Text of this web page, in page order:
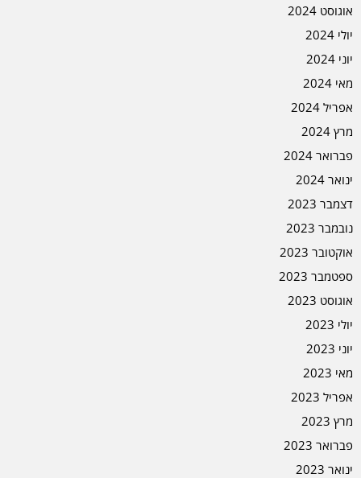
אוגוסט 2024
יולי 2024
יוני 2024
מאי 2024
אפריל 2024
מרץ 2024
פברואר 2024
ינואר 2024
דצמבר 2023
נובמבר 2023
אוקטובר 2023
ספטמבר 2023
אוגוסט 2023
יולי 2023
יוני 2023
מאי 2023
אפריל 2023
מרץ 2023
פברואר 2023
ינואר 2023